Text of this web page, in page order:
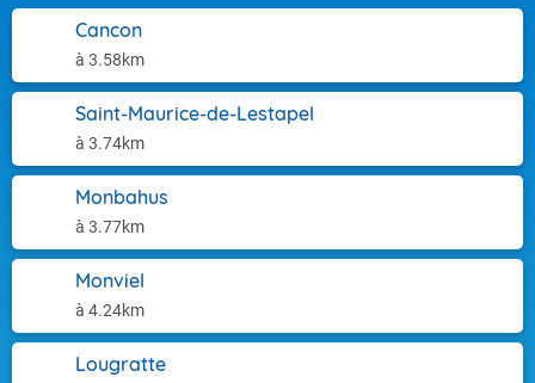
Cancon
à 3.58km
Saint-Maurice-de-Lestapel
à 3.74km
Monbahus
à 3.77km
Monviel
à 4.24km
Lougratte